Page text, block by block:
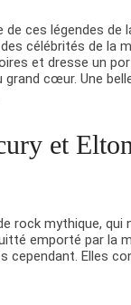
de ces légendes
célébrités de la
et dresse un
grand cœur. Une
et
rock mythique, qui
emporté par la
cependant. Elles